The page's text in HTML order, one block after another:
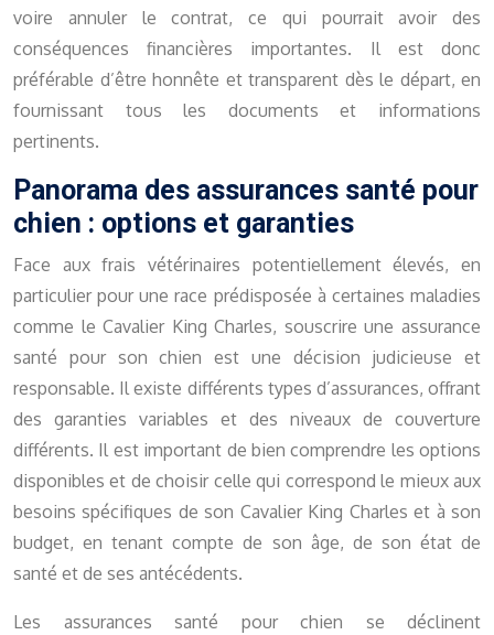
voire annuler le contrat, ce qui pourrait avoir des
conséquences financières importantes. Il est donc
préférable d’être honnête et transparent dès le départ, en
fournissant tous les documents et informations
pertinents.
Panorama des assurances santé pour
chien : options et garanties
Face aux frais vétérinaires potentiellement élevés, en
particulier pour une race prédisposée à certaines maladies
comme le Cavalier King Charles, souscrire une assurance
santé pour son chien est une décision judicieuse et
responsable. Il existe différents types d’assurances, offrant
des garanties variables et des niveaux de couverture
différents. Il est important de bien comprendre les options
disponibles et de choisir celle qui correspond le mieux aux
besoins spécifiques de son Cavalier King Charles et à son
budget, en tenant compte de son âge, de son état de
santé et de ses antécédents.
Les assurances santé pour chien se déclinent